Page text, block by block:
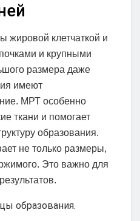
жировой клетчаткой и
и крупными
размера даже
имеют
МРТ особенно
ткани и помогает
образования.
не только размеры,
Это важно для
образования.